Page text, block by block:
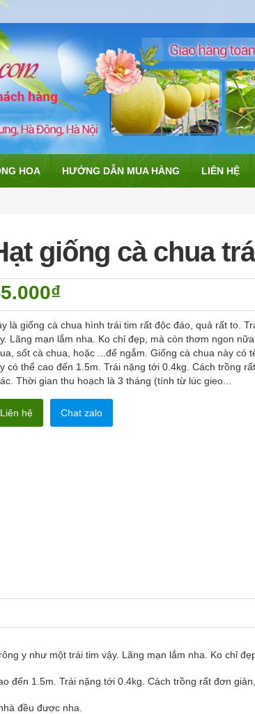
HOA HƯỚNG DẪN MUA HÀNG LIÊN HỆ
giống cà chua
là giống cà chua hình trái tim rất độc đáo, quả rất to.
Lãng mạn lắm nha. Ko chỉ đẹp, mà còn thơm ngon
sốt cà chua, hoặc ...để ngắm. Giống cà chua này có
có thể cao đến 1.5m. Trái nặng tới 0.4kg. Cách trồng
Thời gian thu hoạch là 3 tháng (tính từ lúc gieo...
Liên hệ Chat zalo
y như một trái tim vậy. Lãng mạn lắm nha. Ko chỉ
đến 1.5m. Trái nặng tới 0.4kg. Cách trồng rất đơn
đều được nha.